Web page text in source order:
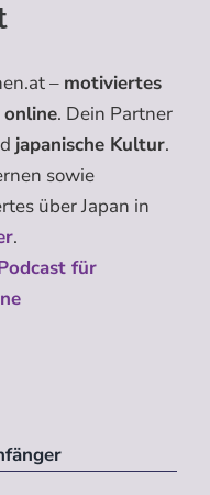
– motiviertes
online. Dein Partner
japanische Kultur.
sowie
über Japan in
.
für